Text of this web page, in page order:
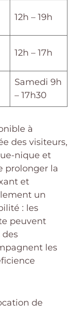
12h – 19h
12h – 17h
Samedi 9h
– 17h30
à
des visiteurs,
nique et
prolonger la
et
un
: les
peuvent
des
les
de